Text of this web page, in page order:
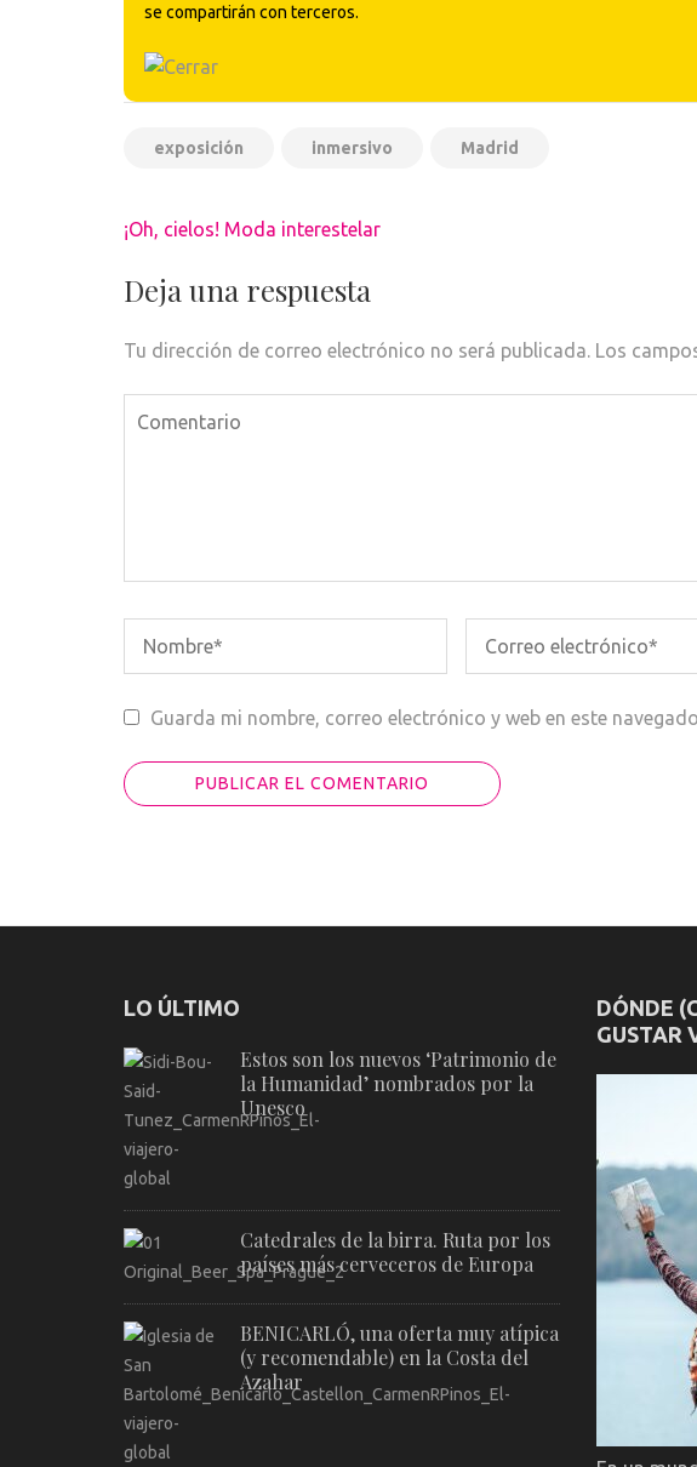
se compartirán con terceros.
exposición inmersivo Madrid
Navegación
entradas
¡Oh, cielos! Moda interestelar
Deja una respuesta
Tu dirección de correo electrónico no será publicada. Los
Guarda mi nombre, correo electrónico y web en este
LO ÚLTIMO
Estos son los nuevos ‘Patrimonio de
la Humanidad’ nombrados por la
Unesco
Catedrales de la birra. Ruta por los
países más cerveceros de Europa
BENICARLÓ, una oferta muy atípica
(y recomendable) en la Costa del
Azahar
DÓNDE
GUSTAR